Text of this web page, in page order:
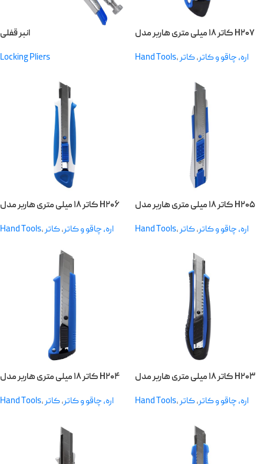
انبر قفلی
Locking Pliers
کاتر ۱۸ میلی متری هاربر مدل H۲۰۷
Hand Tools, اره، چاقو و کاتر,کاتر
کاتر ۱۸ میلی متری هاربر مدل H۲۰۶
Hand Tools, اره، چاقو و کاتر,کاتر
کاتر ۱۸ میلی متری هاربر مدل H۲۰۵
Hand Tools, اره، چاقو و کاتر,کاتر
کاتر ۱۸ میلی متری هاربر مدل H۲۰۴
Hand Tools, اره، چاقو و کاتر,کاتر
کاتر ۱۸ میلی متری هاربر مدل H۲۰۳
Hand Tools, اره، چاقو و کاتر,کاتر